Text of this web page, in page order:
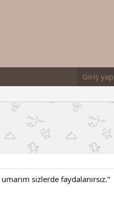
Giriş yap
sizlerde faydalanırsız.”